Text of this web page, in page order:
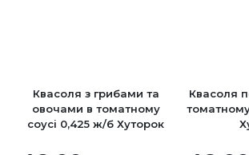
Квасоля з грибами та
овочами в томатному
соусі 0,425 ж/б Хуторок
Квасоля